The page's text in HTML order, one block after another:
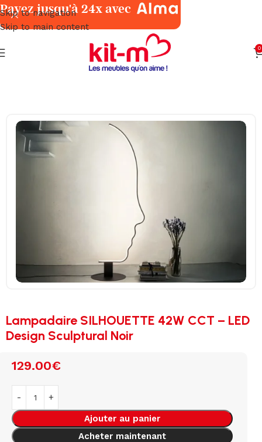
Skip to navigation
Skip to main content
0
Luminaires
Lampadaire SILHOUETTE 42W CCT – LED
Design Sculptural Noir
129.00€
Ajouter au panier
Acheter maintenant
Payez jusqu'à 24x avec